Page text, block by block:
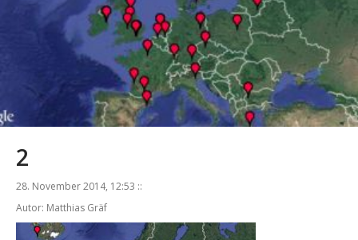
2
28. November 2014, 12:53 ::
Autor: Matthias Gräf